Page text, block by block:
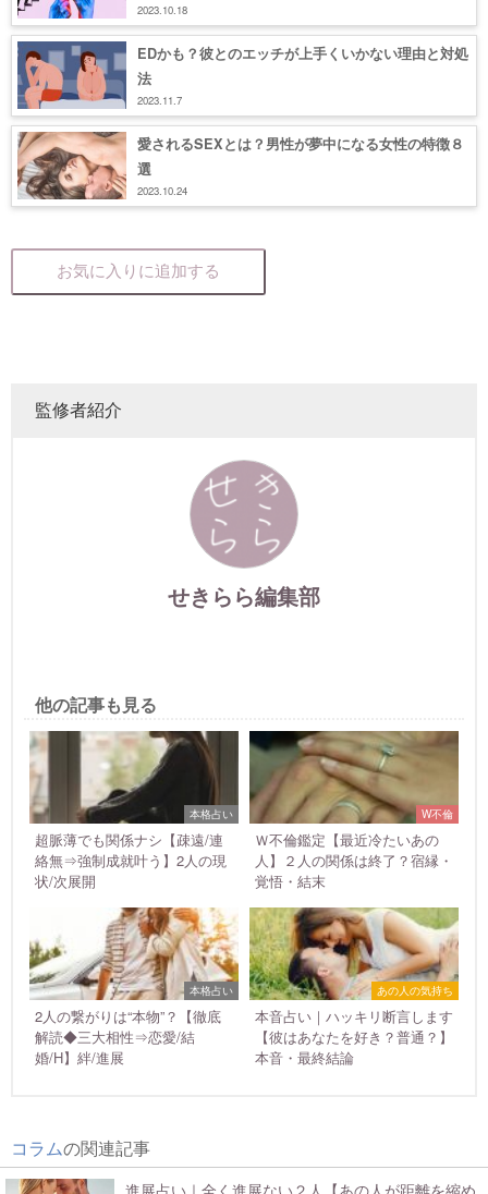
2023.10.18
EDかも？彼とのエッチが上手くいかない理由と対処
法
2023.11.7
愛されるSEXとは？男性が夢中になる女性の特徴８
選
2023.10.24
お気に入りに追加する
監修者紹介
せきらら編集部
他の記事も見る
本格占い
超脈薄でも関係ナシ【疎遠/連
絡無⇒強制成就叶う】2人の現
状/次展開
W不倫
Ｗ不倫鑑定【最近冷たいあの
人】２人の関係は終了？宿縁・
覚悟・結末
本格占い
2人の繋がりは“本物”？【徹底
解読◆三大相性⇒恋愛/結
婚/H】絆/進展
あの人の気持ち
本音占い｜ハッキリ断言します
【彼はあなたを好き？普通？】
本音・最終結論
コラムの関連記事
進展占い｜全く進展ない２人【あの人が距離を縮め